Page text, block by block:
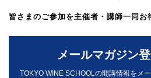
皆さまのご参加を主催者・講師一同お
メールマガジン
TOKYO WINE SCHOOLの開講情報をメ